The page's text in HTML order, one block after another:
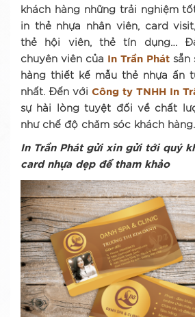
khách hàng những trải nghiệm
in thẻ nhựa nhân viên, card
thẻ hội viên, thẻ tín dụng…
chuyên viên của
In Trần Phát sẵn
hàng thiết kế mẫu thẻ nhựa ấn
nhất. Đến với Công ty TNHH In
sự hài lòng tuyệt đối về chất
như chế độ chăm sóc khách hàng.
In Trần Phát gửi xin gửi tới quý
card nhựa dẹp để tham khảo